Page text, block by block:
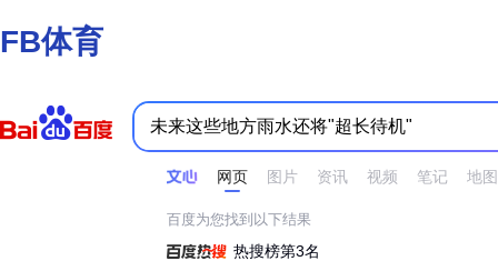
FB体育
网页 图片 资讯 视频 笔记 地图
时间不限 所有网页和文件 站点内检索
百度为您找到以下结果
热搜榜第3名